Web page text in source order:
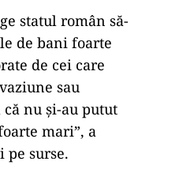
statul român să-
de bani foarte
de cei care
sau
nu și-au putut
mari”, a
pe surse.